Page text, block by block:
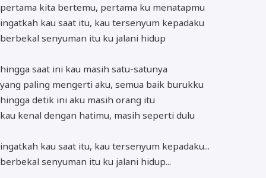
pertama kita bertemu, pertama ku menatapmu
ingatkah kau saat itu, kau tersenyum kepadaku
berbekal senyuman itu ku jalani hidup
hingga saat ini kau masih satu-satunya
yang paling mengerti aku, semua baik burukku
hingga detik ini aku masih orang itu
kau kenal dengan hatimu, masih seperti dulu
ingatkah kau saat itu, kau tersenyum kepadaku...
berbekal senyuman itu ku jalani hidup...